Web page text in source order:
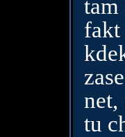
tam
tu